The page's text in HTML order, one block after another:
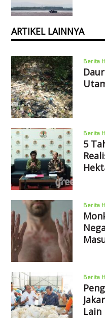
ARTIKEL LAINNYA
Berita
Berita
5
Berita
Berita
Lain